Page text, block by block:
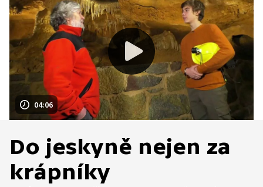
04:06
Do jeskyně nejen za
krápníky